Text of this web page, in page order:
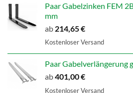
Paar Gabelzinken FEM
mm
ab 214,65€
Kostenloser Versand
Paar Gabelverlängerung
ab401,00€
Kostenloser Versand